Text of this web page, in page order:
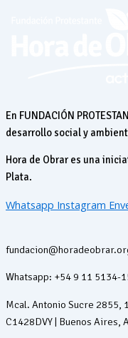
En FUNDACIÓN
desarrollo social y
Hora de Obrar es una
Plata.
Whatsapp Instagram
Whatsapp: +54 9 11 5134-
Mcal. Antonio Sucre 2855,
C1428DVY | Buenos Aires,